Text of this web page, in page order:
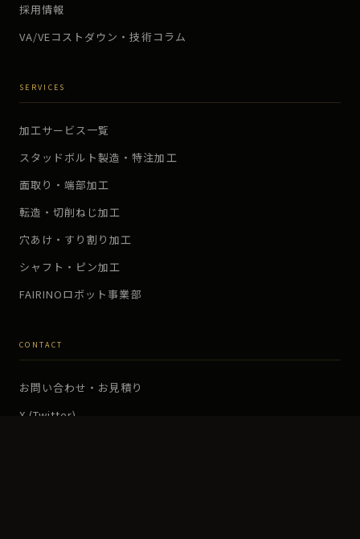
採用情報
VA/VEコストダウン・技術コラム
SERVICES
加工サービス一覧
スタッドボルト製造・特注加工
面取り・端部加工
転造・切削ねじ加工
穴あけ・すり割り加工
シャフト・ピン加工
FAIRINOロボット事業部
CONTACT
お問い合わせ・お見積り
X (Twitter)